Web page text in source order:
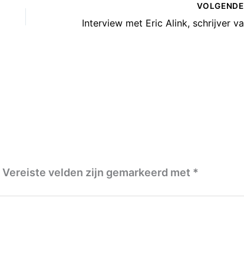
VOLGENDE
Vereiste velden zijn gemarkeerd met *